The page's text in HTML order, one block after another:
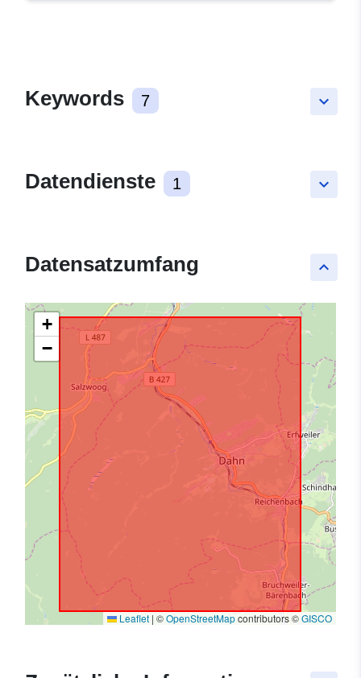
keyboard_arrow_down
Keywords 7
keyboard_arrow_down
Datendienste 1
keyboard_arrow_up
Datensatzumfang
+
−
Leaflet | ©OpenStreetMapcontributors ©GISCO